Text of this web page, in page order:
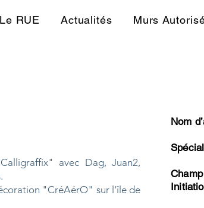
Le RUE Actualités Murs
avec Dag, Juan2,
"CréAérO" sur l'île de
Nom